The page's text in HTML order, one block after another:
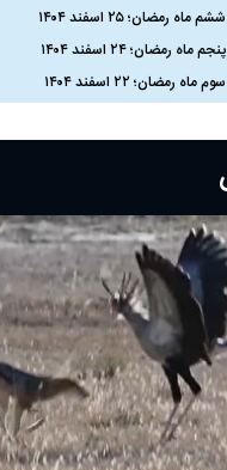
رمضان؛ ۲۵ اسفند ۱۴۰۴
رمضان؛ ۲۴ اسفند ۱۴۰۴
۲۲ اسفند ۱۴۰۴
اسفند ۱۴۰۴
۷ اسفند ماه ۱۴۰۴
اسفند ۱۴۰۴
اسفند ۱۴۰۴
اسفند ۱۴۰۴
رمضان؛ ۳ اسفند ۱۴۰۴
۱۴ اسفند ۱۴۰۴
۱ اسفند ماه ۱۴۰۴
۳۰ بهمن ۱۴۰۴
از دنیا رفت؟